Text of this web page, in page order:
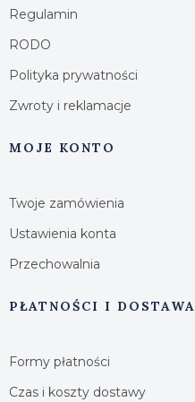
Regulamin
RODO
Polityka prywatności
Zwroty i reklamacje
MOJE KONTO
Twoje zamówienia
Ustawienia konta
Przechowalnia
PŁATNOŚCI I DOSTAWA
Formy płatności
Czas i koszty dostawy